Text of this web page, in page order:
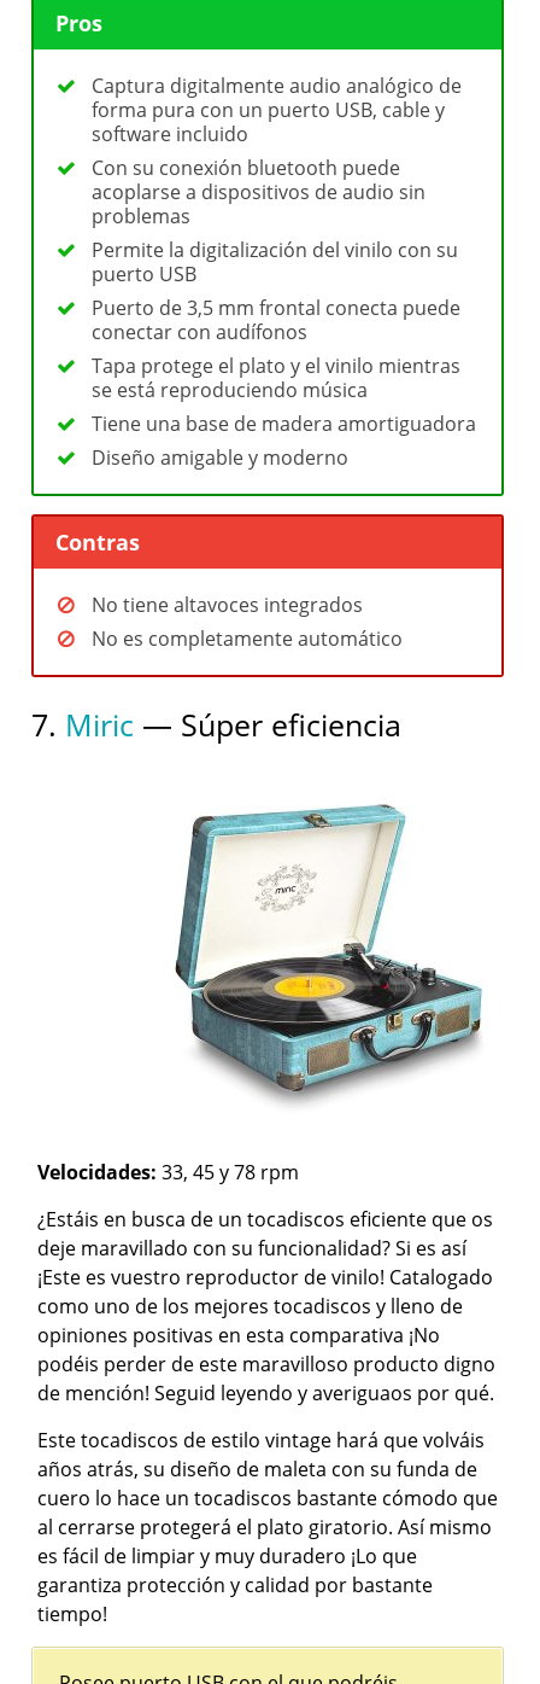
Pros
Captura digitalmente audio analógico de
forma pura con un puerto USB, cable y
software incluido
Con su conexión bluetooth puede
acoplarse a dispositivos de audio sin
problemas
Permite la digitalización del vinilo con su
puerto USB
Puerto de 3,5 mm frontal conecta puede
conectar con audífonos
Tapa protege el plato y el vinilo mientras
se está reproduciendo música
Tiene una base de madera amortiguadora
Diseño amigable y moderno
Contras
No tiene altavoces integrados
No es completamente automático
7. Miric — Súper eficiencia
Velocidades:33, 45 y 78 rpm
¿Estáis en busca de un tocadiscos eficiente que os
deje maravillado con su funcionalidad? Si es así
¡Este es vuestro reproductor de vinilo! Catalogado
como uno de los mejores tocadiscos y lleno de
opiniones positivas en esta comparativa ¡No
podéis perder de este maravilloso producto digno
de mención! Seguid leyendo y averiguaos por qué.
Este tocadiscos de estilo vintage hará que volváis
años atrás, su diseño de maleta con su funda de
cuero lo hace un tocadiscos bastante cómodo que
al cerrarse protegerá el plato giratorio. Así mismo
es fácil de limpiar y muy duradero ¡Lo que
garantiza protección y calidad por bastante
tiempo!